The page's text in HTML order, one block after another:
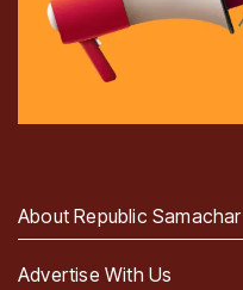
About Republic Samachar
Advertise With Us